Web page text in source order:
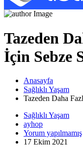
Tazeden
İçin Sebze
Anasayfa
Sağlıklı Yaşam
Tazeden Daha
Sağlıklı Yaşam
ayhop
Yorum yapılmamış
17 Ekim 2021